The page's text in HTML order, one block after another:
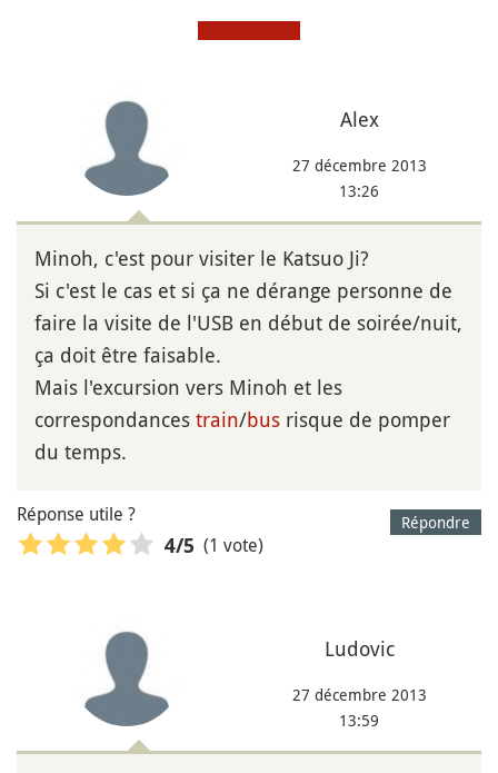
Alex
27 décembre 2013
13:26
Minoh, c'est pour visiter le Katsuo Ji?
Si c'est le cas et si ça ne dérange personne de
faire la visite de l'USB en début de soirée/nuit,
ça doit être faisable.
Mais l'excursion vers Minoh et les
correspondances train/bus risque de pomper
du temps.
Répondre
Réponse utile ?
4/5 (1 vote)
Ludovic
27 décembre 2013
13:59